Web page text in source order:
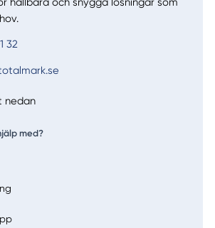
32
nedan
med?